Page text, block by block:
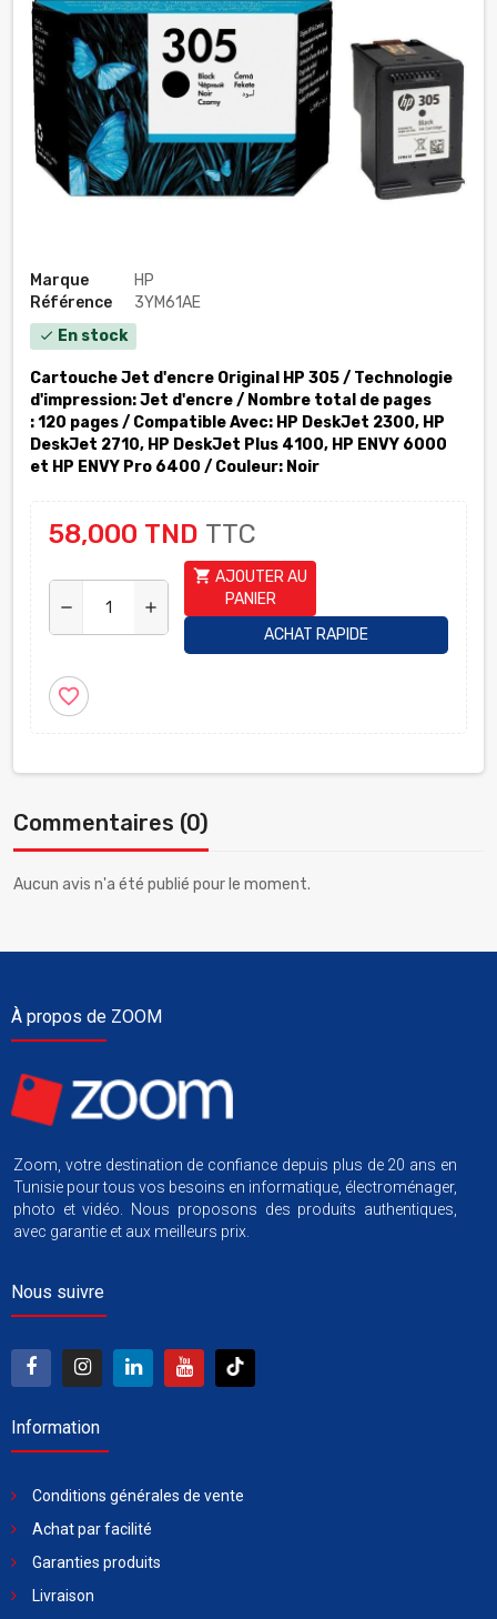
Marque
HP
Référence
3YM61AE
check En stock
Cartouche Jet d'encre Original HP 305 / Technologie
d'impression: Jet d'encre / Nombre total de pages
: 120 pages / Compatible Avec: HP DeskJet 2300, HP
DeskJet 2710, HP DeskJet Plus 4100, HP ENVY 6000
et HP ENVY Pro 6400 / Couleur: Noir
58,000 TND TTC
remove add
shopping_cart AJOUTER AU
PANIER
ACHAT RAPIDE
favorite_border
Commentaires (0)
Aucun avis n'a été publié pour le moment.
À propos de ZOOM
Zoom, votre destination de confiance depuis plus de 20 ans en
Tunisie pour tous vos besoins en informatique, électroménager,
photo et vidéo. Nous proposons des produits authentiques,
avec garantie et aux meilleurs prix.
Nous suivre
Information
Conditions générales de vente
Achat par facilité
Garanties produits
Livraison